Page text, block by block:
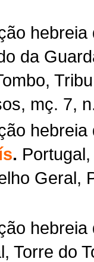
da
mç. 7,
.
Geral,
Torre do